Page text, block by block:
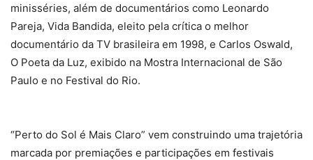
minisséries, além de documentários como Leonardo
Pareja, Vida Bandida, eleito pela crítica o melhor
documentário da TV brasileira em 1998, e Carlos Oswald,
O Poeta da Luz, exibido na Mostra Internacional de São
Paulo e no Festival do Rio.
“Perto do Sol é Mais Claro” vem construindo uma trajetória
marcada por premiações e participações em festivais